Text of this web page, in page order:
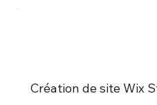
Création de site Wix